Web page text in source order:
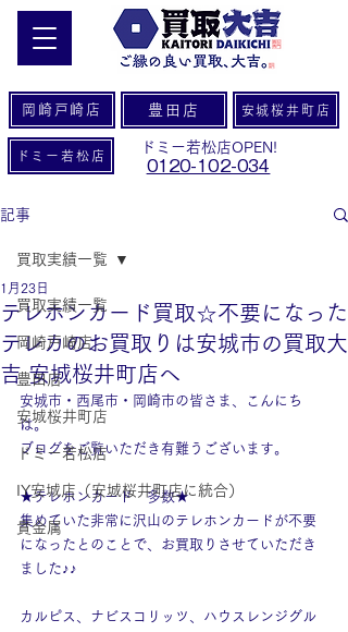
岡崎戸崎店 豊田店 安城桜井町店
ドミー若松店
ドミー若松店OPEN!
0120-102-034
記事
買取実績一覧
岡崎戸崎店
豊田店
安城桜井町店
ドミー若松店
IY安城店（安城桜井町店に統合）
貴金属
買取実績一覧
テレホンカード買取☆不要になった
テレカのお買取りは安城市の買取大
吉 安城桜井町店へ
1月23日
安城市・西尾市・岡崎市の皆さま、こんにち
は。
ブログをご覧いただき有難うございます。
★テレホンカード　多数★
集めていた非常に沢山のテレホンカードが不要
になったとのことで、お買取りさせていただき
ました♪♪
カルピス、ナビスコリッツ、ハウスレンジグル